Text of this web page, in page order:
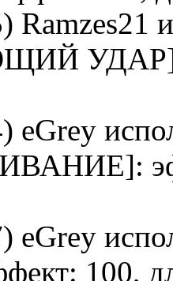
Ramzes21
УДАР
eGrey
]:
eGrey
100,